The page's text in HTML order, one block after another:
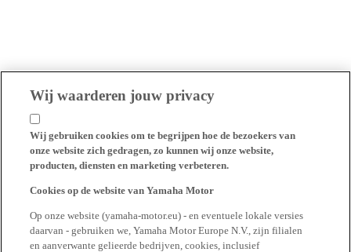
Wij waarderen jouw privacy
Wij gebruiken cookies om te begrijpen hoe de bezoekers van
onze website zich gedragen, zo kunnen wij onze website,
producten, diensten en marketing verbeteren.
Cookies op de website van Yamaha Motor
Op onze website (yamaha-motor.eu) - en eventuele lokale versies
daarvan - gebruiken we, Yamaha Motor Europe N.V., zijn filialen
en aanverwante gelieerde bedrijven, cookies, inclusief